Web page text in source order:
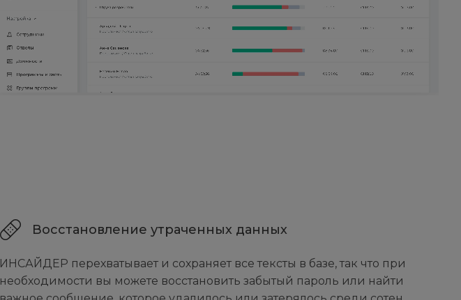
Восстановление утраченных данных
ИНСАЙДЕР перехватывает и сохраняет все тексты в базе, так что при
необходимости вы можете восстановить забытый пароль или найти